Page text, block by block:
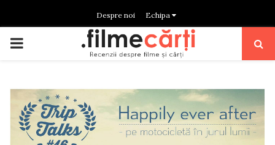
Despre noi Echipa
PRIMARY